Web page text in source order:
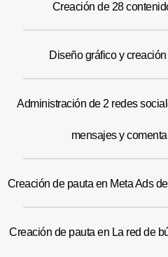
Creación de 28
Diseño gráfico y
Administración de 2 redes
mensajes y
Creación de pauta en Meta Ads
Creación de pauta en La red de